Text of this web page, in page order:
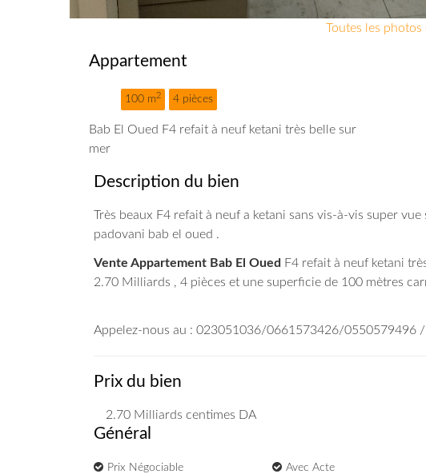
Toutes les photos
Appartement
100 m2 4 pièces
Bab El Oued F4 refait à neuf ketani très belle sur
mer
Description du bien
Très beaux F4 refait à neuf a ketani sans vis-à-vis super
padovani bab el oued .
Vente Appartement Bab El Oued F4 refait à neuf ketani
2.70 Milliards , 4 pièces et une superficie de 100 mètres
Appelez-nous au : 023051036/0661573426/0550579496
Prix du bien
2.70 Milliards centimes DA
Général
Prix Négociable Avec Acte